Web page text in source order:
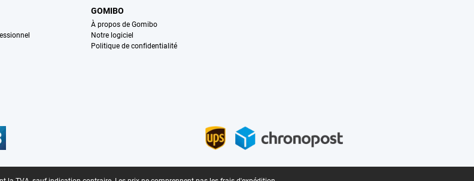
GOMIBO
À propos de Gomibo
Notre logiciel
Politique de confidentialité